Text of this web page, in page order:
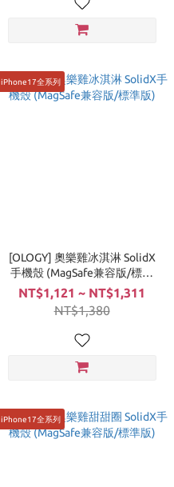
iPhone17全系列
[OLOGY] 奧樂雞冰淇淋 SolidX
手機殼 (MagSafe兼容版/標準
NT$1,121 ~ NT$1,311
NT$1,380
iPhone17全系列